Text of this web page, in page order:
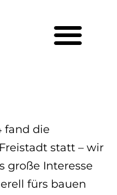
fand die
statt – wir
große Interesse
fürs bauen